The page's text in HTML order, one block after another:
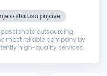
o statusu prijave
outsourcing
most reliable company by
high-quality services.